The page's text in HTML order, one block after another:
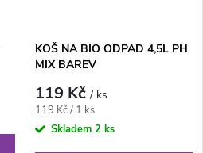
KOŠ NA BIO ODPAD 4,5L PH
MIX BAREV
119 Kč/ ks
Měrná
cena:
119 Kč / 1 ks
Skladem 2 ks